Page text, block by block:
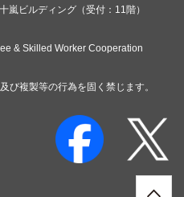
嵐ビルディング（受付：11階）
& Skilled Worker Cooperation
び複製等の行為を固く禁じます。